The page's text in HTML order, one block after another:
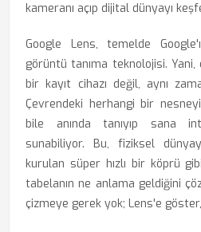
kameranı açıp dijital dünyayı
Google Lens, temelde
görüntü tanıma teknolojisi.
bir kayıt cihazı değil, aynı
Çevrendeki herhangi bir
bile anında tanıyıp sana
sunabiliyor. Bu, fiziksel
kurulan süper hızlı bir köprü
tabelanın ne anlama geldiğini
çizmeye gerek yok; Lens'e